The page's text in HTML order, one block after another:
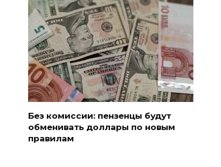
Без комиссии: пензенцы будут
обменивать доллары по новым
правилам